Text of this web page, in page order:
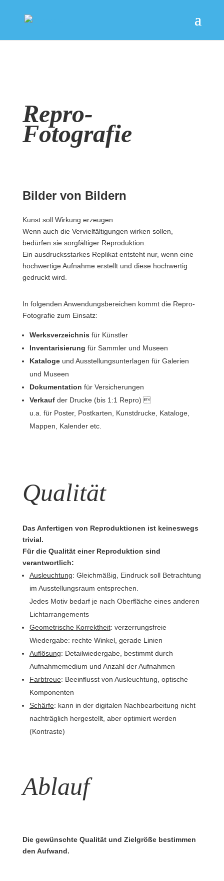
Repro-
Fotografie
Bilder von Bildern
Kunst soll Wirkung erzeugen.
Wenn auch die Vervielfältigungen wirken sollen,
bedürfen sie sorgfältiger Reproduktion.
Ein ausdrucksstarkes Replikat entsteht nur, wenn eine
hochwertige Aufnahme erstellt und diese hochwertig
gedruckt wird.
In folgenden Anwendungsbereichen kommt die Repro-
Fotografie zum Einsatz:
Werksverzeichnis für Künstler
Inventarisierung für Sammler und Museen
Katalogeund Ausstellungsunterlagen für Galerien
und Museen
Dokumentation für Versicherungen
Verkaufder Drucke (bis 1:1 Repro) 
u.a. für Poster, Postkarten, Kunstdrucke, Kataloge,
Mappen, Kalender etc.
Qualität
Das Anfertigen von Reproduktionen ist keineswegs
trivial.
Für die Qualität einer Reproduktion sind
verantwortlich:
Ausleuchtung: Gleichmäßig, Eindruck soll Betrachtung
im Ausstellungsraum entsprechen.
Jedes Motiv bedarf je nach Oberfläche eines anderen
Lichtarrangements
Geometrische Korrektheit: verzerrungsfreie
Wiedergabe: rechte Winkel, gerade Linien
Auflösung: Detailwiedergabe, bestimmt durch
Aufnahmemedium und Anzahl der Aufnahmen
Farbtreue: Beeinflusst von Ausleuchtung, optische
Komponenten
Schärfe: kann in der digitalen Nachbearbeitung nicht
nachträglich hergestellt, aber optimiert werden
(Kontraste)
Ablauf
Die gewünschte Qualität und Zielgröße bestimmen
den Aufwand.